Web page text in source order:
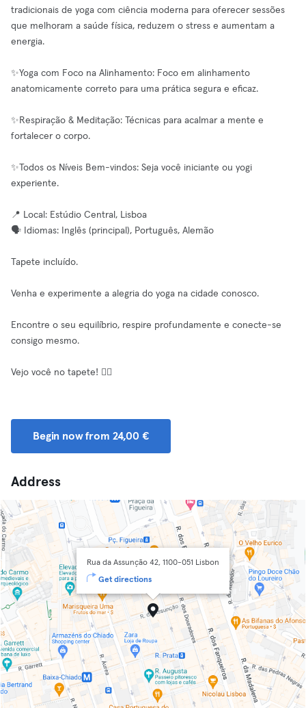
tradicionais de yoga com ciência moderna para oferecer sessões
que melhoram a saúde física, reduzem o stress e aumentam a
energia.
✨Yoga com Foco na Alinhamento: Foco em alinhamento
anatomicamente correto para uma prática segura e eficaz.
✨Respiração & Meditação: Técnicas para acalmar a mente e
fortalecer o corpo.
✨Todos os Níveis Bem-vindos: Seja você iniciante ou yogi
experiente.
📍 Local: Estúdio Central, Lisboa
🗣️ Idiomas: Inglês (principal), Português, Alemão
Tapete incluído.
Venha e experimente a alegria do yoga na cidade conosco.
Encontre o seu equilíbrio, respire profundamente e conecte-se
consigo mesmo.
Vejo você no tapete! 🧘‍♀️
Begin now from 24,00 €
Address
Rua da Assunção 42, 1100-051 Lisbon
Get directions